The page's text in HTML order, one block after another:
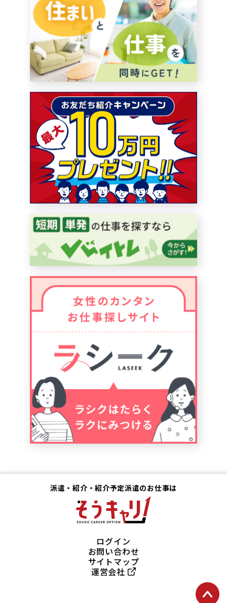
派遣・紹介・紹介予定派遣のお仕事は
ログイン
お問い合わせ
サイトマップ
運営会社